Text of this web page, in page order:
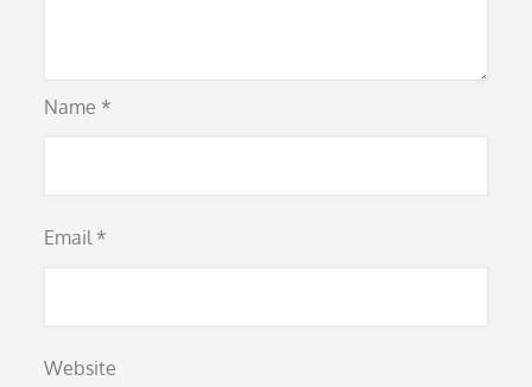
Name *
Email *
Website